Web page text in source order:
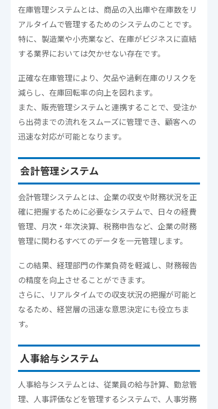
在庫管理システムとは、商品の入出庫や在庫数をリ
アルタイムで管理するためのシステムのことです。
特に、製造業や小売業など、在庫がビジネスに直結
する業界においては欠かせない存在です。
正確な在庫管理により、欠品や過剰在庫のリスクを
減らし、在庫回転率の向上を図れます。
また、販売管理システムと連携することで、受注か
ら出荷までの流れをスムーズに管理でき、顧客への
迅速な対応が可能となります。
会計管理システム
会計管理システムとは、企業の収支や財務状況を正
確に把握するために必要なシステムで、日々の経費
管理、月次・年次決算、税務申告など、企業の財務
管理に関わるすべてのデータを一元管理します。
この結果、経理部門の作業負荷を軽減し、財務報告
の精度を向上させることができます。
さらに、リアルタイムでの収支状況の把握が可能と
なるため、経営層の迅速な意思決定にも役立ちま
す。
人事給与システム
人事給与システムとは、従業員の給与計算、勤怠管
理、人事評価などを管理するシステムで、人事労務